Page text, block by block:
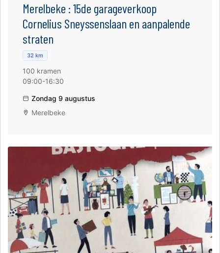
Merelbeke : 15de garageverkoop
Cornelius Sneyssenslaan en aanpalende
straten
32 km
100 kramen
09:00-16:30
Zondag 9 augustus
Merelbeke